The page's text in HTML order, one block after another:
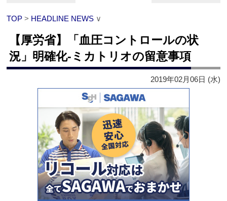
TOP > HEADLINE NEWS ∨
【厚労省】「血圧コントロールの状
況」明確化‐ミカトリオの留意事項
2019年02月06日 (水)